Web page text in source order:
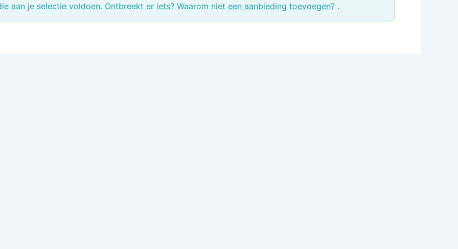
aan je selectie voldoen. Ontbreekt er iets? Waarom niet een aanbieding toevoegen? .